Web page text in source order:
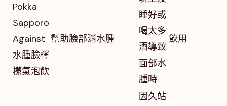
Pokka
Sapporo
Against
水腫臉檸
檬氣泡飲
幫助臉部消水腫
睡好或
喝太多
酒導致
面部水
腫時
飲用
因久站